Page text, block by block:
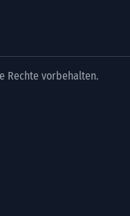
Rechte vorbehalten.